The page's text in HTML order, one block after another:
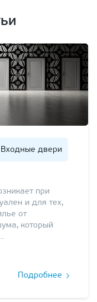
Входные двери
при
и для тех,
от
который
Подробнее